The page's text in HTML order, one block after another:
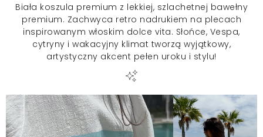
Biała koszula premium z lekkiej, szlachetnej bawełny
premium. Zachwyca retro nadrukiem na plecach
inspirowanym włoskim dolce vita. Słońce, Vespa,
cytryny i wakacyjny klimat tworzą wyjątkowy,
artystyczny akcent pełen uroku i stylu!